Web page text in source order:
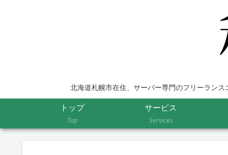
北海道札幌市在住、サーバー専門のフリーラン
トップ
Top
サービス
Services